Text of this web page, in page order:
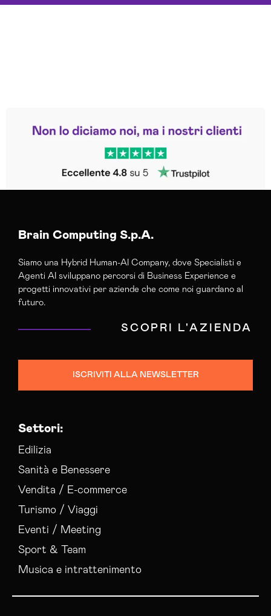
Trustpilot
Brain Computing S.p.A.
Siamo una Hybrid Human-AI Company, dove Specialisti e
Agenti AI sviluppano percorsi di Business Experience e
progetti innovativi per aziende che come noi guardano al
futuro.
SCOPRI L'AZIENDA
ISCRIVITI ALLA NEWSLETTER
Settori:
Edilizia
Sanità e Benessere
Vendita / E-commerce
Turismo / Viaggi
Eventi / Meeting
Sport & Team
Musica e intrattenimento